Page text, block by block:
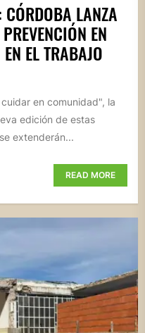
LANZA
EN
EL TRABAJO
en comunidad", la
edición de estas
extenderán...
READ MORE